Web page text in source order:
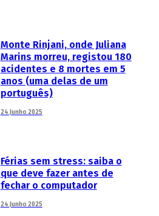
Monte Rinjani, onde Juliana
Marins morreu, registou 180
acidentes e 8 mortes em 5
anos (uma delas de um
português)
24 Junho 2025
Férias sem stress: saiba o
que deve fazer antes de
fechar o computador
24 Junho 2025